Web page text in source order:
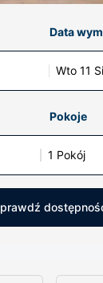
Data
Wto 11
Pokoje
1 Pokój